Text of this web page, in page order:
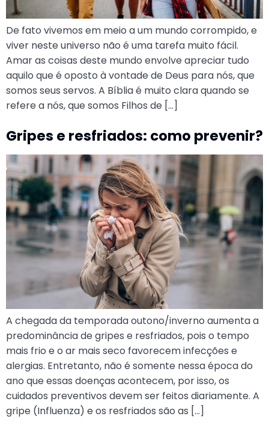
De fato vivemos em meio a um mundo corrompido, e
viver neste universo não é uma tarefa muito fácil.
Amar as coisas deste mundo envolve apreciar tudo
aquilo que é oposto à vontade de Deus para nós, que
somos seus servos. A Bíblia é muito clara quando se
refere a nós, que somos Filhos de […]
Gripes e resfriados: como prevenir?
A chegada da temporada outono/inverno aumenta a
predominância de gripes e resfriados, pois o tempo
mais frio e o ar mais seco favorecem infecções e
alergias. Entretanto, não é somente nessa época do
ano que essas doenças acontecem, por isso, os
cuidados preventivos devem ser feitos diariamente. A
gripe (Influenza) e os resfriados são as […]